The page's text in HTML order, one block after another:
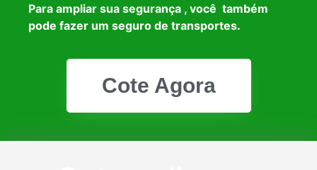
Para ampliar sua segurança , você também
pode fazer um seguro de transportes.
Cote Agora